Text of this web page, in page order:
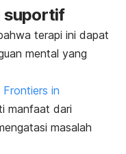
suportif
terapi ini dapat
mental yang
Frontiers in
manfaat dari
masalah